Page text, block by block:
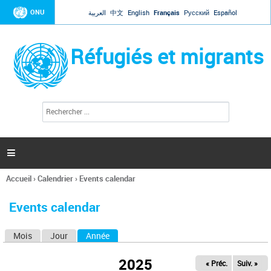
Jump to navigation
ONU العربية 中文 English Français Русский Español
Réfugiés et migrants
l
c
h
e

Vous
ici
Accueil›Calendrier› Events calendar
Events calendar
Mois Jour Année
2025 « Préc. Suiv. »